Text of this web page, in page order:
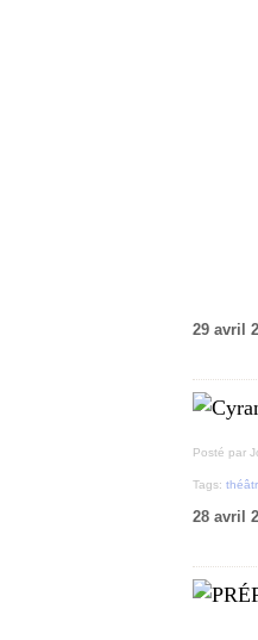
29 avril
Posté par
Tags:
28 avril